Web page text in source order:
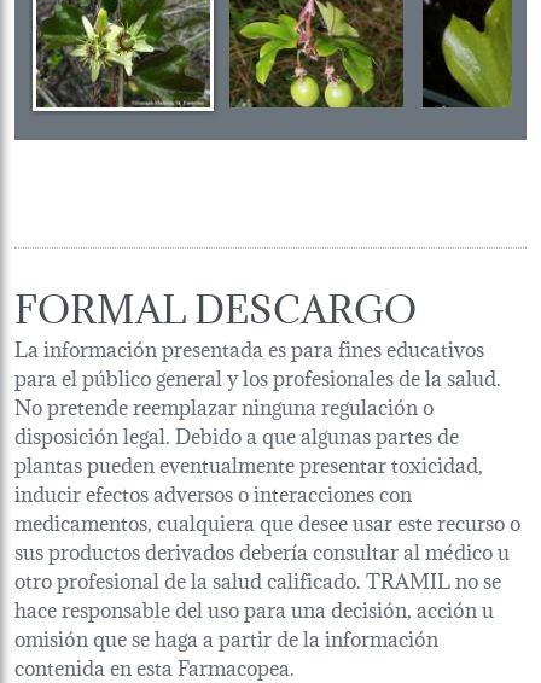
FORMAL DESCARGO
La información presentada es para fines educativos
para el público general y los profesionales de la salud.
No pretende reemplazar ninguna regulación o
disposición legal. Debido a que algunas partes de
plantas pueden eventualmente presentar toxicidad,
inducir efectos adversos o interacciones con
medicamentos, cualquiera que desee usar este recurso o
sus productos derivados debería consultar al médico u
otro profesional de la salud calificado. TRAMIL no se
hace responsable del uso para una decisión, acción u
omisión que se haga a partir de la información
contenida en esta Farmacopea.